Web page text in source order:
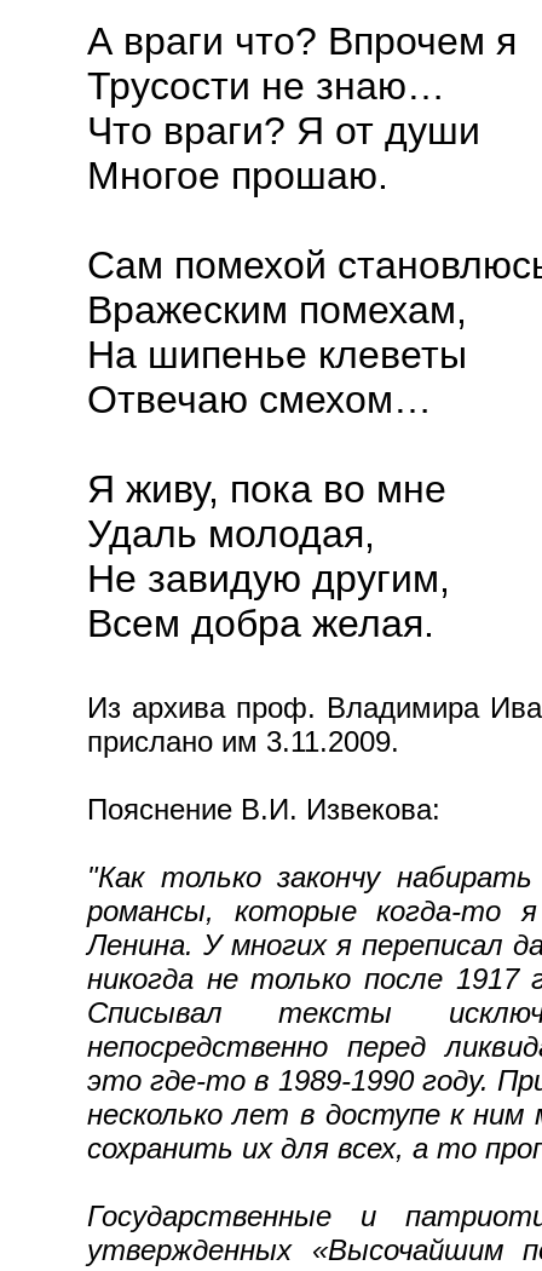
А враги что? Впрочем я
Трусости не знаю…
Что враги? Я от души
Многое прошаю.
Сам помехой
Вражеским помехам,
На шипенье клеветы
Отвечаю смехом…
Я живу, пока во мне
Удаль молодая,
Не завидую другим,
Всем добра желая.
Из архива проф. Владимира
прислано им 3.11.2009.
Пояснение В.И. Извекова:
"Как только закончу
романсы, которые когда-то
Ленина. У многих я переписал
никогда не только после
Списывал тексты
непосредственно перед
это где-то в 1989-1990 году.
несколько лет в доступе к
сохранить их для всех, а то
Государственные и
утвержденных «Высочайшим